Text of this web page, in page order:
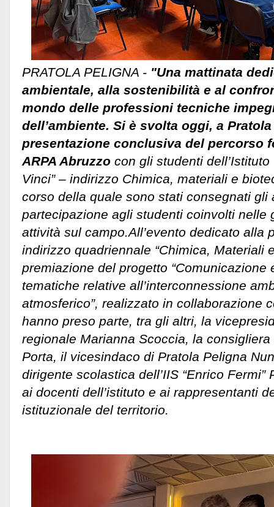
PRATOLA PELIGNA - "Una mattinata
ambientale, alla sostenibilità e al
mondo delle professioni tecniche
dell’ambiente. Si è svolta oggi, a
presentazione conclusiva del percorso
ARPA Abruzzo con gli studenti
Vinci” – indirizzo Chimica, materiali e
corso della quale sono stati consegnati gli
partecipazione agli studenti coinvolti nelle
attività sul campo. All’evento dedicato alla
indirizzo quadriennale “Chimica, Materiali
premiazione del progetto “Comunicazione
tematiche relative all’interconnessione
atmosferico”, realizzato in collaborazione
hanno preso parte, tra gli altri, la
regionale Marianna Scoccia, la
Porta, il vicesindaco di Pratola Peligna
dirigente scolastica dell’IIS “Enrico
ai docenti dell’istituto e ai rappresentanti
istituzionale del territorio.